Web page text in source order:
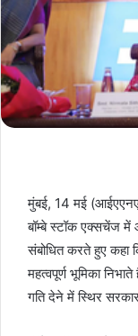
मुंबई, 14 मई
बॉम्बे स्टॉक एक्सचेंज में
संबोधित करते हुए कहा
महत्वपूर्ण भूमिका
गति देने में स्थिर